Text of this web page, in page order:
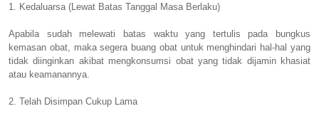
1. Kedaluarsa (Lewat Batas Tanggal Masa Berlaku)
Apabila sudah melewati batas waktu yang tertulis pada bungkus
kemasan obat, maka segera buang obat untuk menghindari hal-hal yang
tidak diinginkan akibat mengkonsumsi obat yang tidak dijamin khasiat
atau keamanannya.
2. Telah Disimpan Cukup Lama